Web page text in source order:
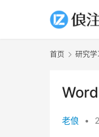
首页 研究学
老俍 •